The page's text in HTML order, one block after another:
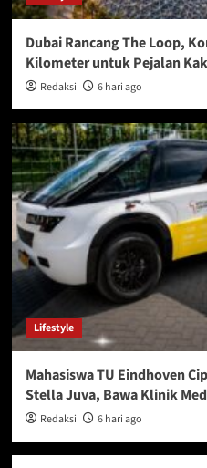
Dubai Rancang The Loop,
Kilometer untuk Pejalan
Redaksi 6 hari ago
Lifestyle
Mahasiswa TU Eindhoven
Stella Juva, Bawa Klinik
Redaksi 6 hari ago